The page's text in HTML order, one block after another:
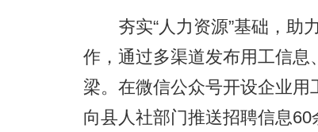
夯实“人力资源”基础，助
作，通过多渠道发布用工信
梁。在微信公众号开设企业用
向县人社部门推送招聘信息